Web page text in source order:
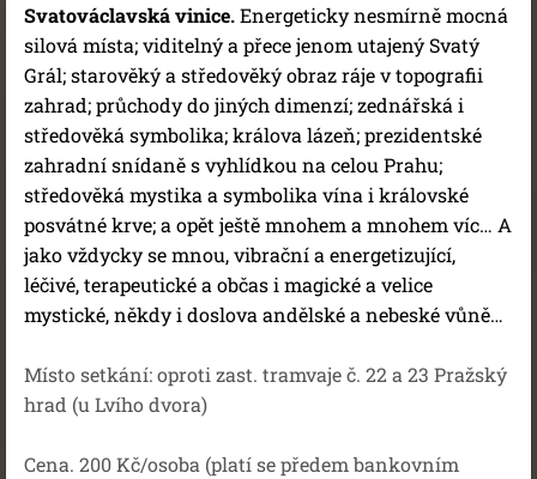
Svatováclavská vinice.Energeticky nesmírně mocná
silová místa; viditelný a přece jenom utajený Svatý
Grál; starověký a středověký obraz ráje v topografii
zahrad; průchody do jiných dimenzí; zednářská i
středověká symbolika; králova lázeň; prezidentské
zahradní snídaně s vyhlídkou na celou Prahu;
středověká mystika a symbolika vína i královské
posvátné krve; a opět ještě mnohem a mnohem víc… A
jako vždycky se mnou, vibrační a energetizující,
léčivé, terapeutické a občas i magické a velice
mystické, někdy i doslova andělské a nebeské vůně…
Místo setkání: oproti zast. tramvaje č. 22 a 23 Pražský
hrad (u Lvího dvora)
Cena. 200 Kč/osoba (platí se předem bankovním